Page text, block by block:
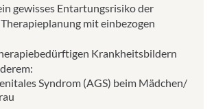
gewisses Entartungsrisiko der
mit einbezogen
Krankheitsbildern
Syndrom (AGS) beim Mädchen/